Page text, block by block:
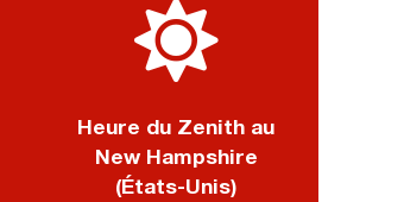
Heure du Zenith au
New Hampshire
(États-Unis)